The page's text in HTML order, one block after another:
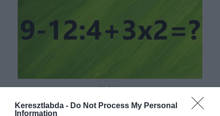
Keresztlabda - Do Not Process My Personal
Information
Hirdetés